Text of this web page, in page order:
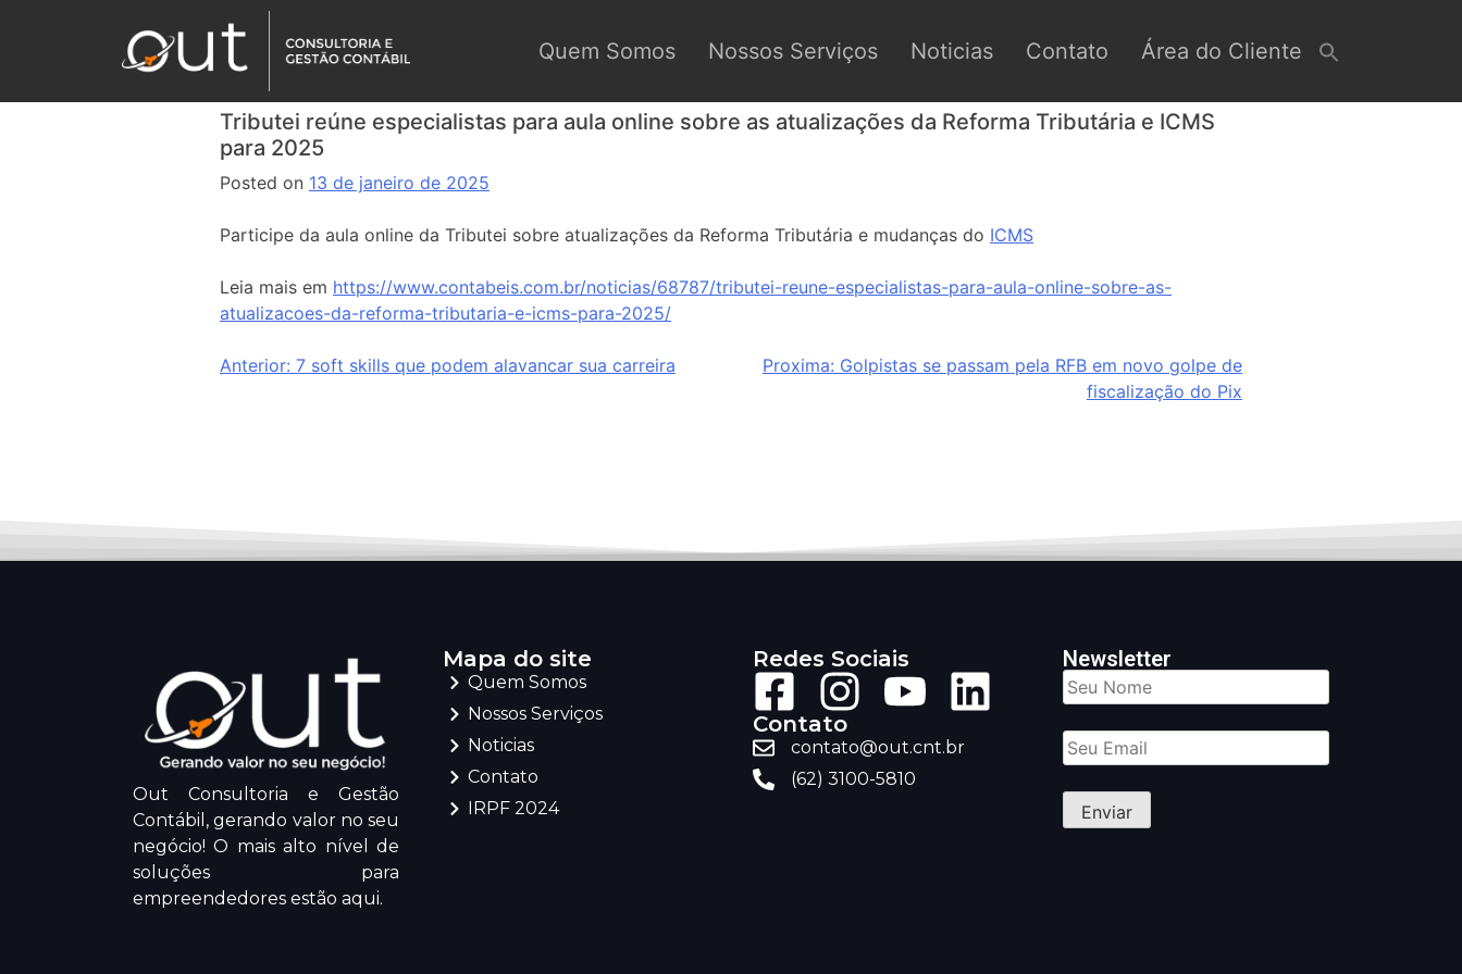
Quem Somos Nossos Serviços Noticias Contato Área do Cliente
Tributei reúne especialistas para aula online sobre as atualizações da Reforma Tributária e ICMS
para 2025
Posted on 13 de janeiro de 2025
Participe da aula online da Tributei sobre atualizações da Reforma Tributária e mudanças do ICMS
Leia mais em https://www.contabeis.com.br/noticias/68787/tributei-reune-especialistas-para-aula-online-sobre-as-
atualizacoes-da-reforma-tributaria-e-icms-para-2025/
Anterior: 7 soft skills que podem alavancar sua carreira Proxima: Golpistas se passam pela RFB em novo golpe de
fiscalização do Pix
Out Consultoria e Gestão
Contábil, gerando valor no seu
negócio! O mais alto nível de
soluções para
empreendedores estão aqui.
Mapa do site
Quem Somos
Nossos Serviços
Noticias
Contato
IRPF 2024
Redes Sociais
Contato
contato@out.cnt.br
(62) 3100-5810
Newsletter